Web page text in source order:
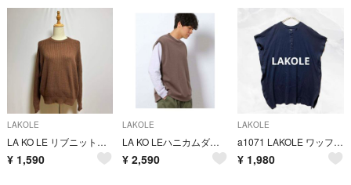
LAKOLE
LA KO LE リブニットセーター（S）ブラウン系
¥ 1,590
LAKOLE
LA KO LEハニカムダンボールベスト（L）ブラウン系
¥ 2,590
LAKOLE
a1071 LAKOLE ワッフル素材 ヘンリーネック ノースリーブカットソー
¥ 1,980